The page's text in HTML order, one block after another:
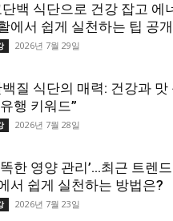
단백 식단으로 건강 잡고 에
에서 쉽게 실천하는 팁 공
2026년 7월 29일
백질 식단의 매력: 건강과 맛
행 키워드”
2026년 7월 28일
똑한 영양 관리’…최근 트렌
서 쉽게 실천하는 방법은?
2026년 7월 23일